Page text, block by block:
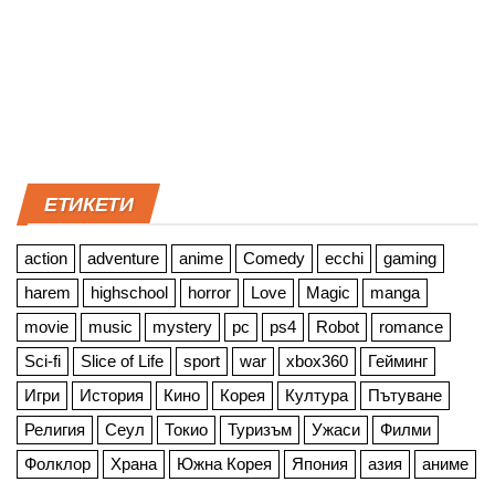
ЕТИКЕТИ
action adventure anime Comedy ecchi
gaming
harem
highschool horror Love Magic
manga
movie
music mystery pc ps4 Robot
romance
Sci-fi
Slice of Life sport war xbox360
Гейминг
Игри
История Кино Корея Култура
Пътуване
Религия
Сеул Токио Туризъм Ужаси
Филми
Фолклор
Храна Южна Корея Япония азия аниме